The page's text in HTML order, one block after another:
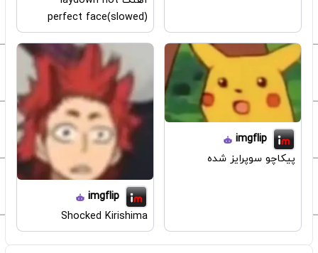
perfect face(slowed)
imgflip
پیکاچو سوپرایز شده
imgflip
Shocked Kirishima